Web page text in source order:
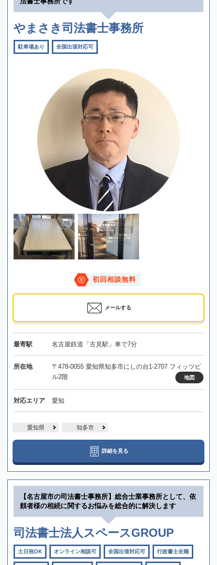
やまさき司法書士事務所
駐車場あり 全国出張対応可
初回相談無料
メールする
最寄駅 名古屋鉄道「古見駅」車で7分
所在地
〒478-0055 愛知県知多市にしの台1-2707 フィッツビ
ル2階
地図
対応エリア 愛知
愛知県 知多市
詳細を見る
【名古屋市の司法書士事務所】総合士業事務所として、依
頼者様の相続に関するお悩みを総合的に解決します
司法書士法人スペースGROUP
土日祝OK オンライン相談可 全国出張対応可 行政書士在籍